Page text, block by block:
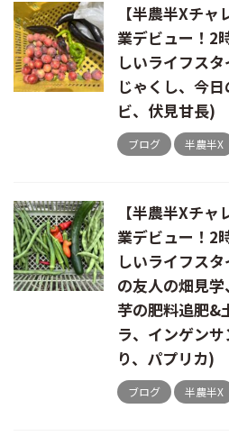
【半農半Xチ
業デビュー！2
しいライフス
じゃくし、今
ビ、伏見甘長)
ブログ 半農半X
【半農半Xチ
業デビュー！2
しいライフス
の友人の畑見
芋の肥料追肥&
ラ、インゲン
り、パプリカ)
ブログ 半農半X